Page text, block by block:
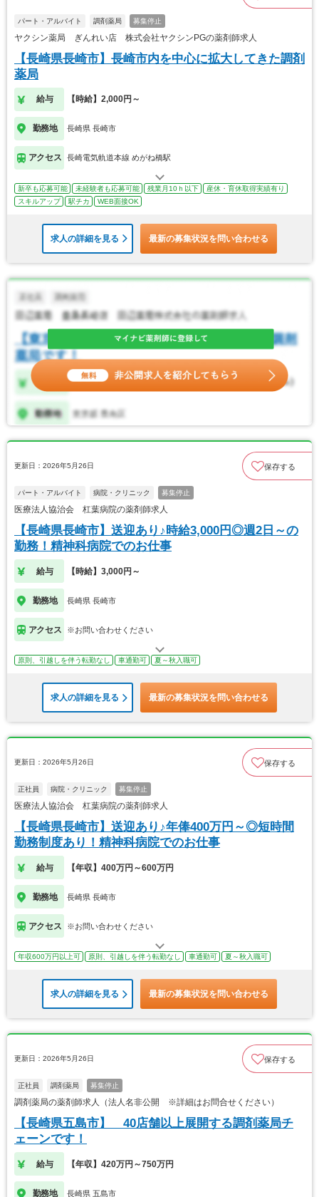
パート・アルバイト 調剤薬局 募集停止
ヤクシン薬局 ぎんれい店 株式会社ヤクシンPGの薬剤師求人
【長崎県長崎市】長崎市内を中心に拡大してきた調剤
薬局
給与 【時給】2,000円～
勤務地 長崎県 長崎市
アクセス 長崎電気軌道本線 めがね橋駅
新卒も応募可能 未経験者も応募可能 残業月10ｈ以下
産休・育休取得実績有り
スキルアップ
駅チカ WEB面接OK
求人の詳細を見る 最新の募集状況を問い合わせる
更新日：2026年5月26日 保存する
パート・アルバイト 病院・クリニック 募集停止
医療法人協治会 杠葉病院の薬剤師求人
【長崎県長崎市】送迎あり♪時給3,000円◎週2日～の
勤務！精神科病院でのお仕事
給与 【時給】3,000円～
勤務地 長崎県 長崎市
アクセス ※お問い合わせください
原則、引越しを伴う転勤なし 車通勤可 夏～秋入職可
求人の詳細を見る 最新の募集状況を問い合わせる
更新日：2026年5月26日 保存する
正社員 病院・クリニック 募集停止
医療法人協治会 杠葉病院の薬剤師求人
【長崎県長崎市】送迎あり♪年俸400万円～◎短時間
勤務制度あり！精神科病院でのお仕事
給与 【年収】400万円～600万円
勤務地 長崎県 長崎市
アクセス ※お問い合わせください
年収600万円以上可 原則、引越しを伴う転勤なし 車通勤可 夏～秋入職可
求人の詳細を見る 最新の募集状況を問い合わせる
更新日：2026年5月26日 保存する
正社員 調剤薬局 募集停止
調剤薬局の薬剤師求人（法人名非公開 ※詳細はお問合せください）
【長崎県五島市】 40店舗以上展開する調剤薬局チ
ェーンです！
給与 【年収】420万円～750万円
勤務地 長崎県 五島市